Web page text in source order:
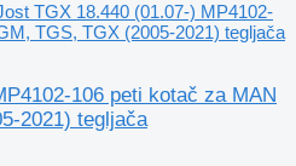
TGX 18.440 (01.07-) MP4102-
TGS, TGX (2005-2021) tegljača
106 peti kotač za MAN
2021) tegljača